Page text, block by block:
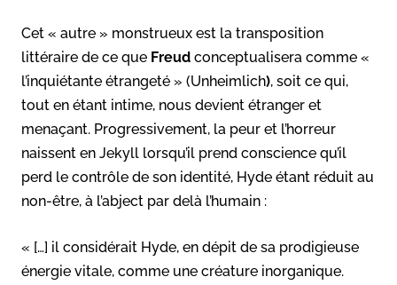
Cet « autre » monstrueux est la transposition
littéraire de ce que Freud conceptualisera comme «
l’inquiétante étrangeté » (Unheimlich), soit ce qui,
tout en étant intime, nous devient étranger et
menaçant. Progressivement, la peur et l’horreur
naissent en Jekyll lorsqu’il prend conscience qu’il
perd le contrôle de son identité, Hyde étant réduit au
non-être, à l’abject par delà l’humain :
« […] il considérait Hyde, en dépit de sa prodigieuse
énergie vitale, comme une créature inorganique.